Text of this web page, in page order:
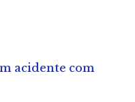
acidente com